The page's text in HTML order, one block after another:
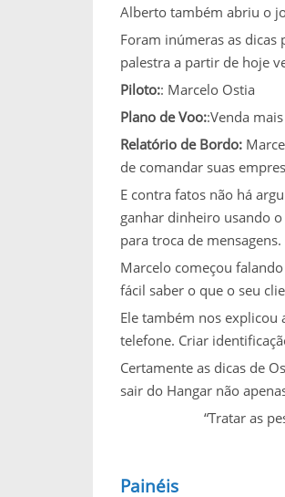
Alberto também abriu o
Foram inúmeras as dicas
palestra a partir de hoje
Piloto:: Marcelo Ostia
Plano de Voo::Venda
Relatório de Bordo:
de comandar suas
E contra fatos não há
ganhar dinheiro usando
para troca de mensagens.
Marcelo começou
fácil saber o que o seu
Ele também nos
telefone. Criar
Certamente as dicas de
sair do Hangar não
“Tratar as
Painéis